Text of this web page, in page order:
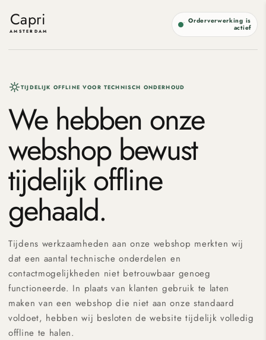
naar de
content
Capri
AMSTERDAM
Orderverwerking is
actief
TIJDELIJK OFFLINE VOOR TECHNISCH ONDERHOUD
We hebben onze
webshop bewust
tijdelijk offline
gehaald.
Tijdens werkzaamheden aan onze webshop merkten wij
dat een aantal technische onderdelen en
contactmogelijkheden niet betrouwbaar genoeg
functioneerde. In plaats van klanten gebruik te laten
maken van een webshop die niet aan onze standaard
voldoet, hebben wij besloten de website tijdelijk volledig
offline te halen.